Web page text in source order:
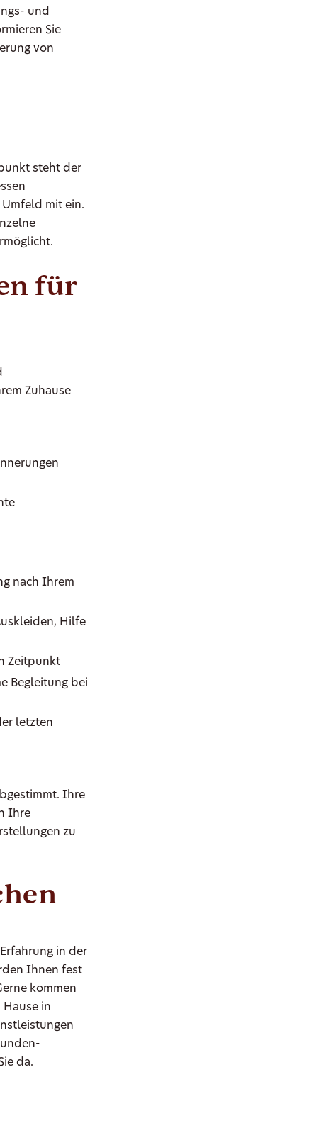
und
Sie
von
steht der
mit ein.
für
Zuhause
nach Ihrem
Hilfe
Zeitpunkt
Begleitung bei
letzten
Ihre
Ihre
zu
in der
Ihnen fest
kommen
in
da.